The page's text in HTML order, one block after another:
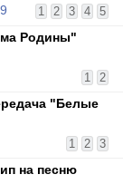
1 2 3 4 5
Родины"
1 2
"Белые
1 2 3
на песню